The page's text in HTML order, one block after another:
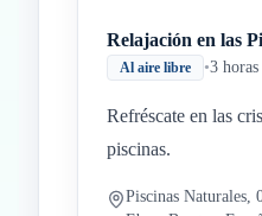
Relajación en las
Al aire libre •3 horas
Refréscate en las
piscinas.
Piscinas Naturales,